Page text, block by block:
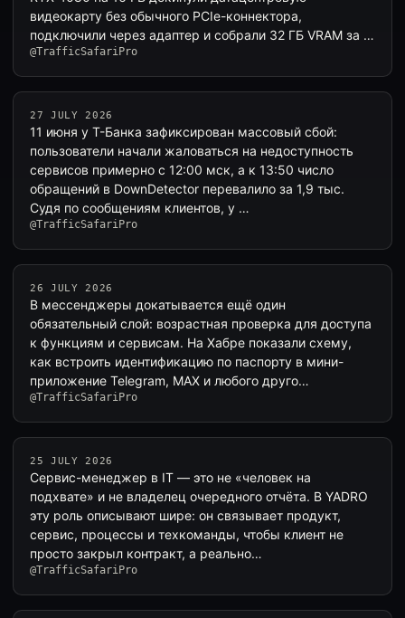
видеокарту без обычного PCIe-коннектора,
подключили через адаптер и собрали 32 ГБ VRAM за £
…
@TrafficSafariPro
27 JULY 2026
11 июня у Т-Банка зафиксирован массовый сбой:
пользователи начали жаловаться на недоступность
сервисов примерно с 12:00 мск, а к 13:50 число
обращений в DownDetector перевалило за 1,9 тыс.
Судя по сообщениям клиентов, у …
@TrafficSafariPro
26 JULY 2026
В мессенджеры докатывается ещё один
обязательный слой: возрастная проверка для доступа
к функциям и сервисам. На Хабре показали схему,
как встроить идентификацию по паспорту в мини-
приложение Telegram, MAX и любого друго…
@TrafficSafariPro
25 JULY 2026
Сервис-менеджер в IT — это не «человек на
подхвате» и не владелец очередного отчёта. В YADRO
эту роль описывают шире: он связывает продукт,
сервис, процессы и техкоманды, чтобы клиент не
просто закрыл контракт, а реально…
@TrafficSafariPro